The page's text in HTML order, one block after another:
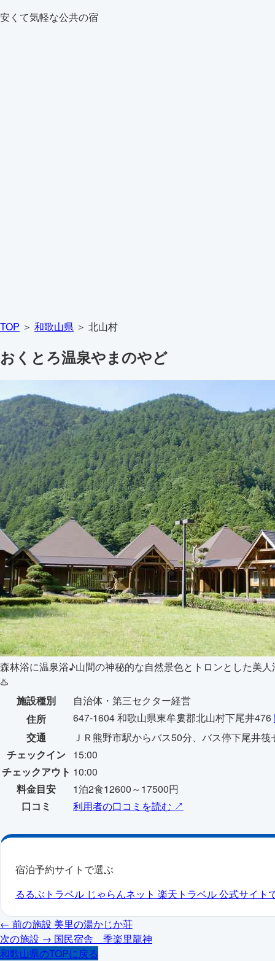
安くて気軽な公共の宿
TOP ＞ 和歌山県 ＞ 北山村
おくとろ温泉やまのやど
森林浴に温泉浴♪山間の神秘的な自然景色とトロンとした美
♨️
施設種別
自治体・第三セクター経営
住所
647-1604 和歌山県東牟婁郡北山村下尾井476
交通
ＪＲ熊野市駅からバス50分、バス停下尾井
チェックイン 15:00
チェックアウト 10:00
料金目安
1泊2食12600～17500円
口コミ
利用者の口コミを読む ↗
宿泊予約サイトで選ぶ
るるぶトラベル じゃらんネット 楽天トラベル公式サイト
← 前の施設 美里の湯かじか荘
次の施設 → 国民宿舎 季楽里龍神
和歌山県のTOPに戻る